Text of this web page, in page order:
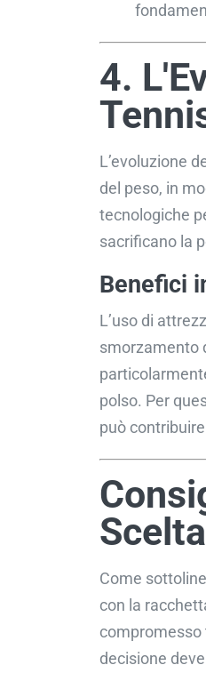
4.
L’evoluzione
del peso, in
tecnologiche
sacrificano la
Benefici
L’uso di
smorzamento
polso. Per
può
Come
con la
compromesso
decisione